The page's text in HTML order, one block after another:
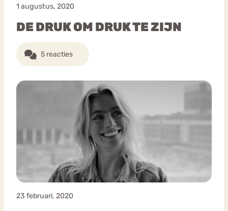
1 augustus, 2020
DE DRUK OM DRUK TE ZIJN
5 reacties
23 februari, 2020